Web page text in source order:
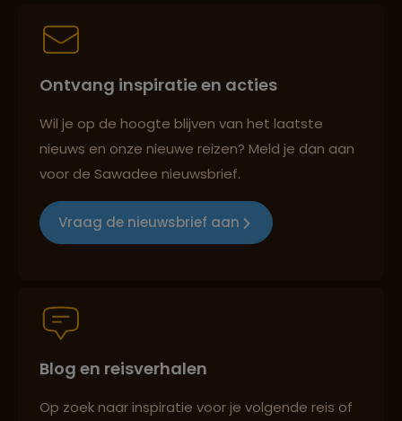
Persoonlijk en deskundig reisadvies
Reizen met oog voor mens, cultuur en milieu
Persoonlijk en deskundig reisadvies
Ontvang inspiratie en acties
Wil je op de hoogte blijven van het laatste
nieuws en onze nieuwe reizen? Meld je dan aan
voor de Sawadee nieuwsbrief.
Vraag de nieuwsbrief aan
Blog en reisverhalen
Op zoek naar inspiratie voor je volgende reis of